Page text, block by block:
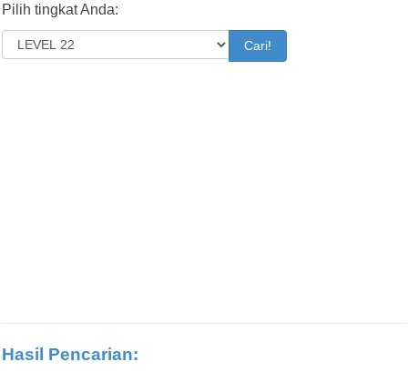
Pilih tingkat Anda:
Cari!
Hasil Pencarian: